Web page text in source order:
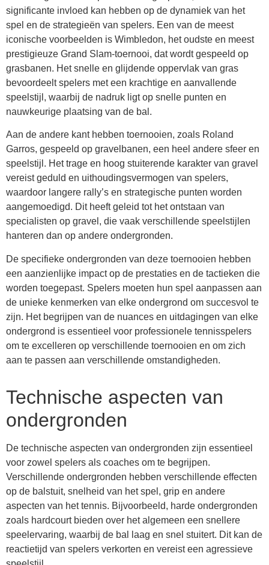
significante invloed kan hebben op de dynamiek van het
spel en de strategieën van spelers. Een van de meest
iconische voorbeelden is Wimbledon, het oudste en meest
prestigieuze Grand Slam-toernooi, dat wordt gespeeld op
grasbanen. Het snelle en glijdende oppervlak van gras
bevoordeelt spelers met een krachtige en aanvallende
speelstijl, waarbij de nadruk ligt op snelle punten en
nauwkeurige plaatsing van de bal.
Aan de andere kant hebben toernooien, zoals Roland
Garros, gespeeld op gravelbanen, een heel andere sfeer en
speelstijl. Het trage en hoog stuiterende karakter van gravel
vereist geduld en uithoudingsvermogen van spelers,
waardoor langere rally’s en strategische punten worden
aangemoedigd. Dit heeft geleid tot het ontstaan van
specialisten op gravel, die vaak verschillende speelstijlen
hanteren dan op andere ondergronden.
De specifieke ondergronden van deze toernooien hebben
een aanzienlijke impact op de prestaties en de tactieken die
worden toegepast. Spelers moeten hun spel aanpassen aan
de unieke kenmerken van elke ondergrond om succesvol te
zijn. Het begrijpen van de nuances en uitdagingen van elke
ondergrond is essentieel voor professionele tennisspelers
om te excelleren op verschillende toernooien en om zich
aan te passen aan verschillende omstandigheden.
Technische aspecten van
ondergronden
De technische aspecten van ondergronden zijn essentieel
voor zowel spelers als coaches om te begrijpen.
Verschillende ondergronden hebben verschillende effecten
op de balstuit, snelheid van het spel, grip en andere
aspecten van het tennis. Bijvoorbeeld, harde ondergronden
zoals hardcourt bieden over het algemeen een snellere
speelervaring, waarbij de bal laag en snel stuitert. Dit kan de
reactietijd van spelers verkorten en vereist een agressieve